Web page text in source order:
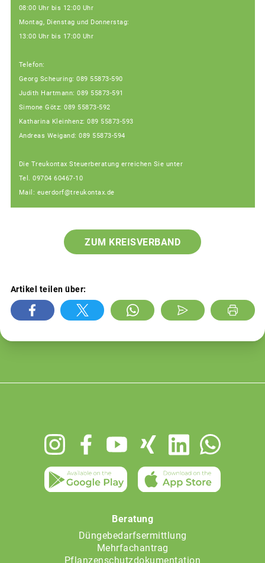
08:00 Uhr bis 12:00 Uhr
Montag, Dienstag und Donnerstag:
13:00 Uhr bis 17:00 Uhr
Telefon:
Georg Scheuring: 089 55873-590
Judith Hartmann: 089 55873-591
Simone Götz: 089 55873-592
Katharina Kleinhenz: 089 55873-593
Andreas Weigand: 089 55873-594
Die Treukontax Steuerberatung erreichen Sie unter
Tel. 09704 60467-10
Mail: euerdorf@treukontax.de
ZUM KREISVERBAND
Artikel teilen über:
Beratung
Düngebedarfsermittlung
Mehrfachantrag
Pflanzenschutzdokumentation